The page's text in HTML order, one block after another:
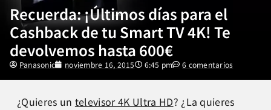
Recuerda: ¡Últimos días para el
Cashback de tu Smart TV 4K! Te
devolvemos hasta 600€
Panasonic noviembre 16, 2015 6:45 pm 6 comentarios
¿Quieres un televisor 4K Ultra HD? ¿La quieres